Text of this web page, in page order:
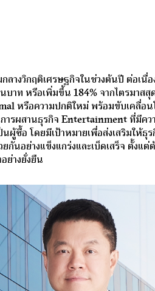
ลางวิกฤติเศรษฐกิจในช่วงต้นปี ต่อเนื่อ
บาท หรือเพิ่มขึ้น 184% จากไตรมาสสุ
หรือความปกติใหม่ พร้อมขับเคลื่อน
การผสานธุรกิจ Entertainment ที่มีคว
ผู้ซื้อ โดยมีเป้าหมายเพื่อส่งเสริมให้ธุร
กันอย่างแข็งแกร่งและเบ็ดเสร็จ ตั้งแต่
ย่างยั่งยืน